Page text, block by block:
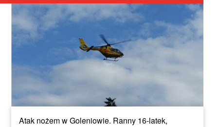
Atak nożem w Goleniowie. Ranny 16-latek,